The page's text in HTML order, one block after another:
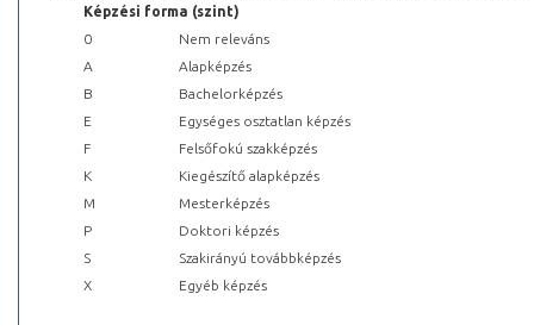
Képzési forma (szint)
0
Nem releváns
A
Alapképzés
B
Bachelorképzés
E
Egységes osztatlan képzés
F
Felsőfokú szakképzés
K
Kiegészítő alapképzés
M
Mesterképzés
P
Doktori képzés
S
Szakirányú továbbképzés
X
Egyéb képzés